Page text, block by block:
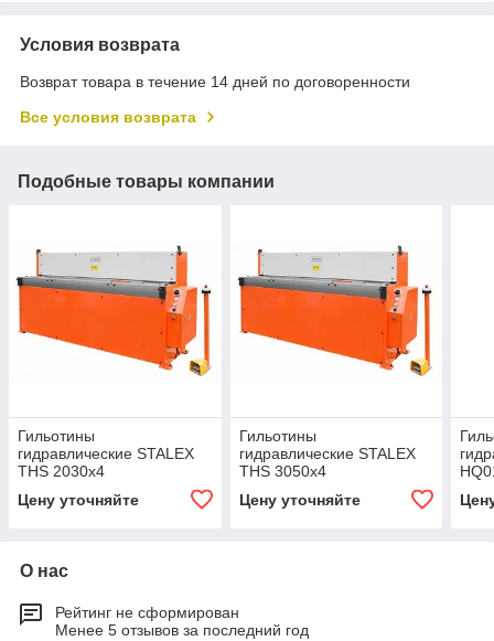
Условия возврата
Возврат товара в течение 14 дней по договоренности
Все условия возврата
Подобные товары компании
Гильотины
гидравлические STALEX
THS 2030x4
Цену уточняйте
Гильотины
гидравлические STALEX
THS 3050x4
Цену уточняйте
О нас
Рейтинг не сформирован
Менее 5 отзывов за последний год